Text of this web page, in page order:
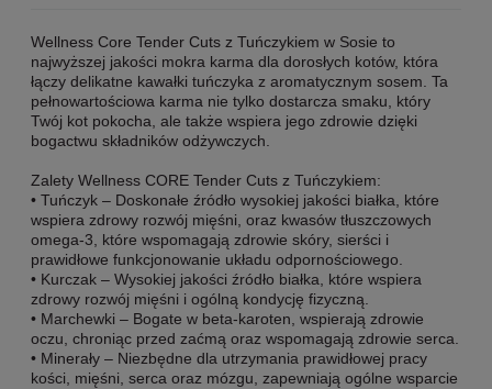
Wellness Core Tender Cuts z Tuńczykiem w Sosie to
najwyższej jakości mokra karma dla dorosłych kotów, która
łączy delikatne kawałki tuńczyka z aromatycznym sosem. Ta
pełnowartościowa karma nie tylko dostarcza smaku, który
Twój kot pokocha, ale także wspiera jego zdrowie dzięki
bogactwu składników odżywczych.
Zalety Wellness CORE Tender Cuts z Tuńczykiem:
• Tuńczyk – Doskonałe źródło wysokiej jakości białka, które
wspiera zdrowy rozwój mięśni, oraz kwasów tłuszczowych
omega-3, które wspomagają zdrowie skóry, sierści i
prawidłowe funkcjonowanie układu odpornościowego.
• Kurczak – Wysokiej jakości źródło białka, które wspiera
zdrowy rozwój mięśni i ogólną kondycję fizyczną.
• Marchewki – Bogate w beta-karoten, wspierają zdrowie
oczu, chroniąc przed zaćmą oraz wspomagają zdrowie serca.
• Minerały – Niezbędne dla utrzymania prawidłowej pracy
kości, mięśni, serca oraz mózgu, zapewniają ogólne wsparcie